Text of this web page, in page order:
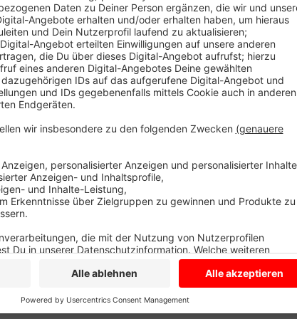
Der Landesbetrieb Straßenbau übt hier verschiedene
Feuer und einen Unfall. Damit will er gemeinsam mit der
Rettungsdienst und der Stadt unter realen Bedingungen
bleibt bis ca. 21 Uhr gesperrt.
Anzeige